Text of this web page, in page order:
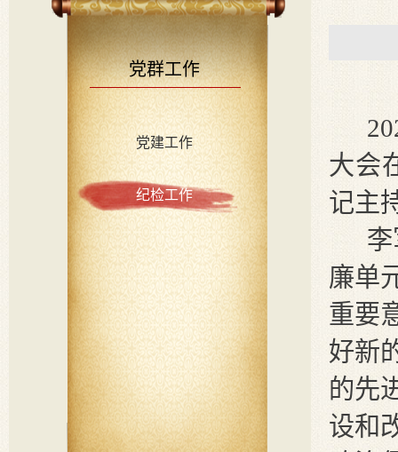
党群工作
党建工作
纪检工作
大会
记主
廉单
重要
好新
的先
设和